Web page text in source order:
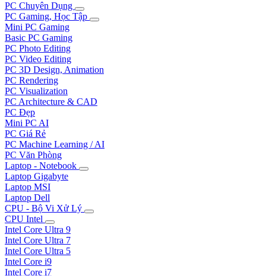
PC Chuyên Dụng
PC Gaming, Học Tập
Mini PC Gaming
Basic PC Gaming
PC Photo Editing
PC Video Editing
PC 3D Design, Animation
PC Rendering
PC Visualization
PC Architecture & CAD
PC Đẹp
Mini PC AI
PC Giá Rẻ
PC Machine Learning / AI
PC Văn Phòng
Laptop - Notebook
Laptop Gigabyte
Laptop MSI
Laptop Dell
CPU - Bộ Vi Xử Lý
CPU Intel
Intel Core Ultra 9
Intel Core Ultra 7
Intel Core Ultra 5
Intel Core i9
Intel Core i7